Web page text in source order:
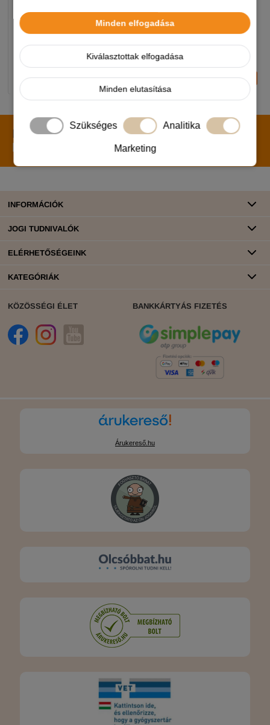
Minden elfogadása
Kiválasztottak elfogadása
Minden elutasítása
Szükséges Analitika
Marketing
Készleten, várható szállítás 1-3
munkanap
+ KOSÁRBA
Készleten, várható szállítás 1-3
munkanap
- + KOSÁRBA
Iratkozz fel hírlevelünkre! Értesülj elsőként a
legújabb promóciókról, hírekről, akciókról!
INFORMÁCIÓK
JOGI TUDNIVALÓK
ELÉRHETŐSÉGEINK
KATEGÓRIÁK
KÖZÖSSÉGI ÉLET BANKKÁRTYÁS FIZETÉS
Árukereső.hu